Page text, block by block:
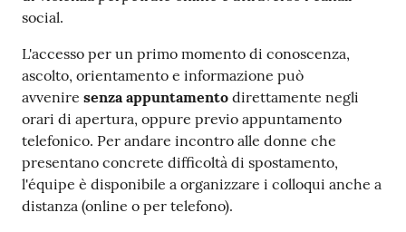
social.
L'accesso per un primo momento di conoscenza,
ascolto, orientamento e informazione può
avvenire senza appuntamento direttamente negli
orari di apertura, oppure previo appuntamento
telefonico. Per andare incontro alle donne che
presentano concrete difficoltà di spostamento,
l'équipe è disponibile a organizzare i colloqui anche a
distanza (online o per telefono).